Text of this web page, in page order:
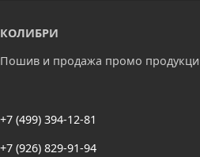
КОЛИБРИ
Пошив и продажа промо
+7 (499) 394-12-81
+7 (926) 829-91-94